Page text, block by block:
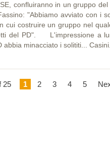
confluiranno in un gruppo
"Abbiamo avviato con i
cui costruire un gruppo nel
del PD". L'impressione a
abbia minacciato i solititi...
25 1 2 3 4 5